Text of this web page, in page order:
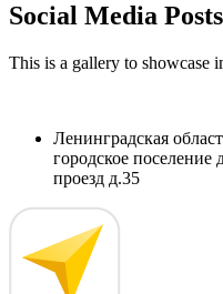
Social Media Posts
This is a gallery to showcase
Ленинградская
городское поселение
проезд д.35